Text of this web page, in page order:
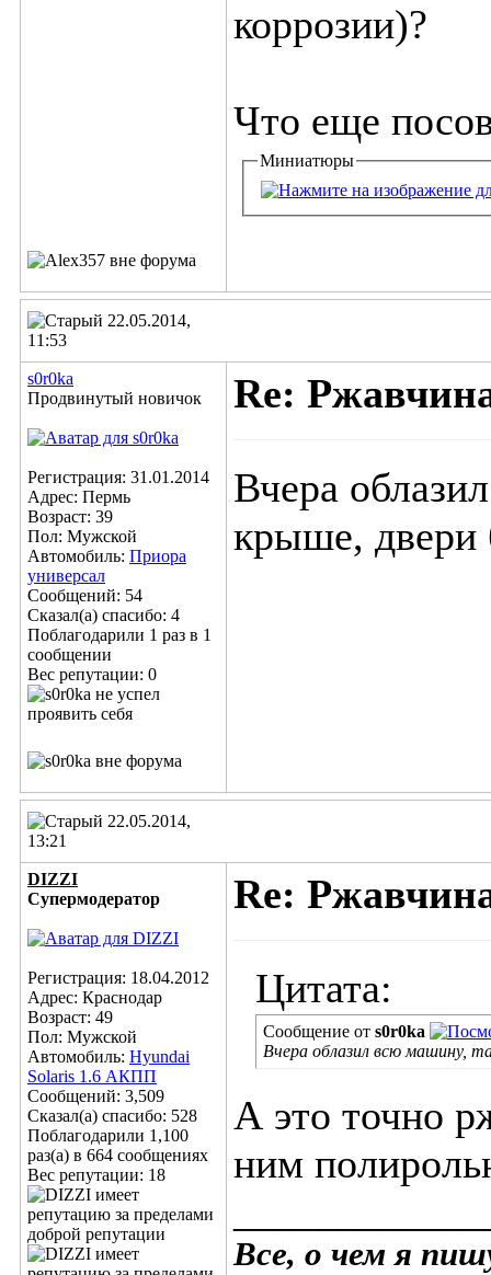
коррозии)?
Что еще
Миниатюры
22.05.2014,
11:53
s0r0ka
Продвинутый новичок
Регистрация: 31.01.2014
Адрес: Пермь
Возраст: 39
Пол: Мужской
Автомобиль: Приора
универсал
Сообщений: 54
Сказал(а) спасибо: 4
Поблагодарили 1 раз в 1
сообщении
Вес репутации: 0
Re:
Вчера
крыше, двери
22.05.2014,
13:21
DIZZI
Супермодератор
Регистрация: 18.04.2012
Адрес: Краснодар
Возраст: 49
Пол: Мужской
Автомобиль: Hyundai
Solaris 1.6 АКПП
Сообщений: 3,509
Сказал(а) спасибо: 528
Поблагодарили 1,100
раз(а) в 664 сообщениях
Вес репутации: 18
Re:
Цитата:
Сообщение от s0r0ka
Вчера облазил всю машину,
А это точно
ним
Все, о чем я